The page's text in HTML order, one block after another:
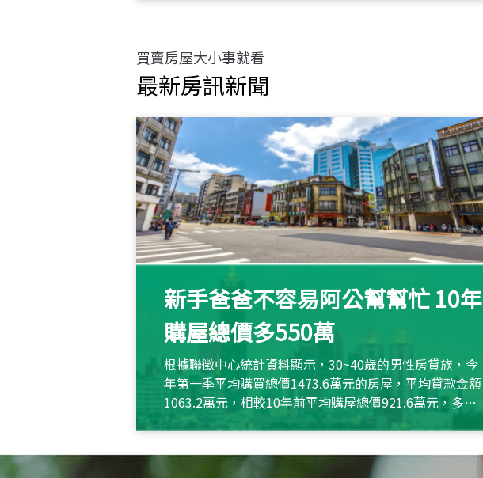
買賣房屋大小事就看
最新房訊新聞
新手爸爸不容易阿公幫幫忙 10年
購屋總價多550萬
根據聯徵中心統計資料顯示，30~40歲的男性房貸族，今
年第一季平均購買總價1473.6萬元的房屋，平均貸款金額
1063.2萬元，相較10年前平均購屋總價921.6萬元，多出
約550萬元，且貸款金額也多